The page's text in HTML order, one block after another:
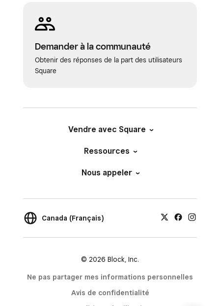
Demander à la communauté
Obtenir des réponses de la part des utilisateurs
Square
Vendre avec Square
Ressources
Nous appeler
Canada (Français)
© 2026 Block, Inc.
Ne pas partager mes informations personnelles
Avis de confidentialité